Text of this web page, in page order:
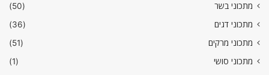
מתכוני בשר
(50)
מתכוני דגים
(36)
מתכוני מרקים
(51)
מתכוני סושי
(1)